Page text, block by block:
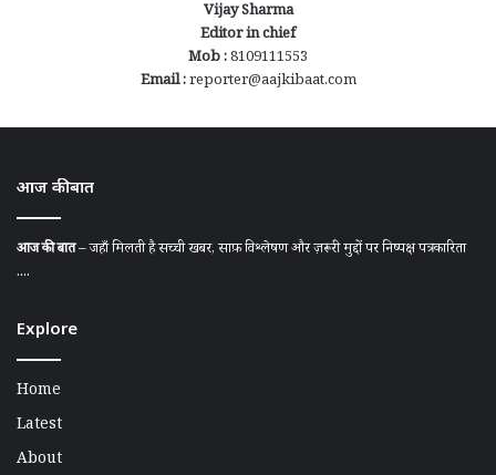
Vijay Sharma
Editor in chief
Mob :8109111553
Email :reporter@aajkibaat.com
आज की बात
आज की बात– जहाँ मिलती है सच्ची खबर, साफ़ विश्लेषण और ज़रूरी मुद्दों पर निष्पक्ष पत्रकारिता
....
Explore
Home
Latest
About